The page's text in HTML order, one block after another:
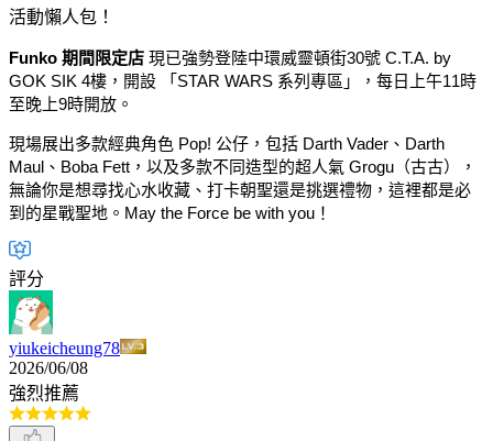
活動懶人包！
Funko 期間限定店 現已強勢登陸中環威靈頓街30號 C.T.A. by
GOK SIK 4樓，開設 「STAR WARS 系列專區」，每日上午11時
至晚上9時開放。
現場展出多款經典角色 Pop! 公仔，包括 Darth Vader、Darth
Maul、Boba Fett，以及多款不同造型的超人氣 Grogu（古古），
無論你是想尋找心水收藏、打卡朝聖還是挑選禮物，這裡都是必
到的星戰聖地。May the Force be with you！
評分
yiukeicheung78
2026/06/08
強烈推薦